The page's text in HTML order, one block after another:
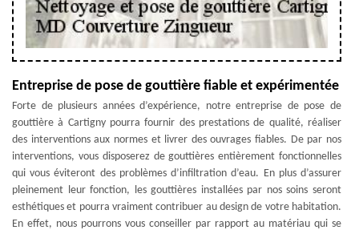
Entreprise de pose de gouttière fiable et expérimentée
Forte de plusieurs années d’expérience, notre entreprise de pose de
gouttière à Cartigny pourra fournir des prestations de qualité, réaliser
des interventions aux normes et livrer des ouvrages fiables. De par nos
interventions, vous disposerez de gouttières entièrement fonctionnelles
qui vous éviteront des problèmes d’infiltration d’eau. En plus d’assurer
pleinement leur fonction, les gouttières installées par nos soins seront
esthétiques et pourra vraiment contribuer au design de votre habitation.
En effet, nous pourrons vous conseiller par rapport au matériau qui se